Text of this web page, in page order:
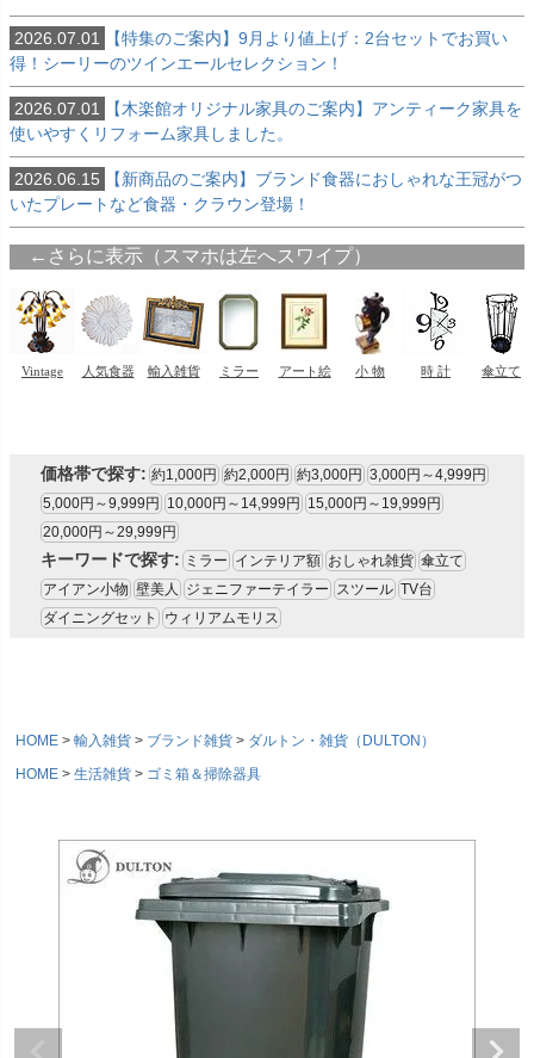
2026.07.01
【特集のご案内】9月より値上げ：2台セットでお買い
得！シーリーのツインエールセレクション！
2026.07.01
【木楽館オリジナル家具のご案内】アンティーク家具を
使いやすくリフォーム家具しました。
2026.06.15
【新商品のご案内】ブランド食器におしゃれな王冠がつ
いたプレートなど食器・クラウン登場！
価格帯で探す: 約1,000円 約2,000円 約3,000円 3,000円～4,999円
5,000円～9,999円
10,000円～14,999円
15,000円～19,999円
20,000円～29,999円
キーワードで探す: ミラー インテリア額 おしゃれ雑貨 傘立て
アイアン小物 壁美人 ジェニファーテイラー スツール TV台
ダイニングセット
ウィリアムモリス
HOME 輸入雑貨 ブランド雑貨
ダルトン・雑貨（DULTON）
HOME
生活雑貨 ゴミ箱＆掃除器具